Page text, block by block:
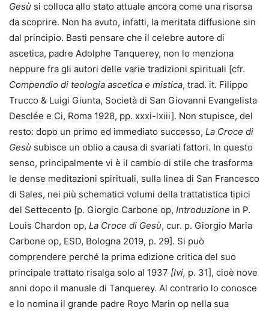
Gesù si colloca allo stato attuale ancora come una risorsa
da scoprire. Non ha avuto, infatti, la meritata diffusione sin
dal principio. Basti pensare che il celebre autore di
ascetica, padre Adolphe Tanquerey, non lo menziona
neppure fra gli autori delle varie tradizioni spirituali [cfr.
Compendio di teologia ascetica e mistica, trad. it. Filippo
Trucco & Luigi Giunta, Società di San Giovanni Evangelista
Desclée e Ci, Roma 1928, pp. xxxi-lxiii]. Non stupisce, del
resto: dopo un primo ed immediato successo, La Croce di
Gesù subisce un oblio a causa di svariati fattori. In questo
senso, principalmente vi è il cambio di stile che trasforma
le dense meditazioni spirituali, sulla linea di San Francesco
di Sales, nei più schematici volumi della trattatistica tipici
del Settecento [p. Giorgio Carbone op, Introduzione in P.
Louis Chardon op, La Croce di Gesù, cur. p. Giorgio Maria
Carbone op, ESD, Bologna 2019, p. 29]. Si può
comprendere perché la prima edizione critica del suo
principale trattato risalga solo al 1937 [Ivi, p. 31], cioè nove
anni dopo il manuale di Tanquerey. Al contrario lo conosce
e lo nomina il grande padre Royo Marin op nella sua